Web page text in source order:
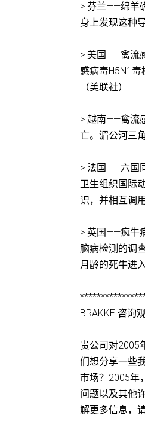
> 芬兰——绵羊
身上发现这种
> 美国——禽流
感病毒H5N1
（美联社）
> 越南——禽流
亡。湄公河三
> 法国——六国
卫生组织国际
识，并相互调
> 英国——疯牛
脑病检测的调
月龄的死牛进
BRAKKE 咨询
贵公司对2005
们想分享一些
市场？2005年
问题以及其他
解更多信息，